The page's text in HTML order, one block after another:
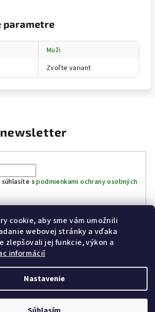
cookie, aby sme vám umožnili
webovej stránky a vďaka
zlepšovali jej funkcie, výkon a
informácií
Nastavenie
parametre
Muži
Zvoľte variant
súhlasíte spodmienkami ochrany osobných
Páleník